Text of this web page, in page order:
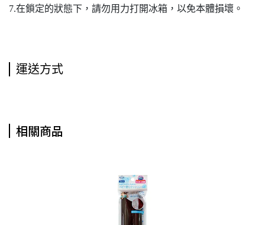
7.在鎖定的狀態下，請勿用力打開冰箱，以免本體損壞。
運送方式
相關商品